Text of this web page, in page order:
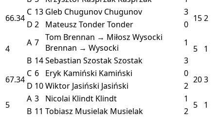
66.34
C 13 Gleb Chugunov Chugunov 3
152
D 2 Mateusz TonderTonder 0
4
A 7 Tom Brennan → Miłosz Wysocki
Brennan → Wysocki
1
5
1
B 14Sebastian SzostakSzostak
3
67.34
C 6 Eryk Kamiński Kamiński 0
203
D 10Wiktor Jasiński Jasiński
2
5
A 3 Nicolai Klindt Klindt 1
5 1
B 11 Tobiasz Musielak Musielak
2